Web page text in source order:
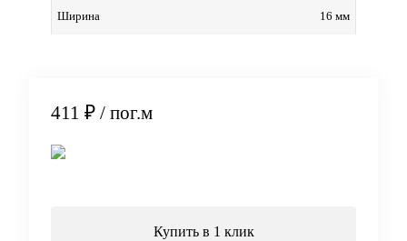
Ширина 16 мм
411 ₽ / пог.м
Купить в 1 клик